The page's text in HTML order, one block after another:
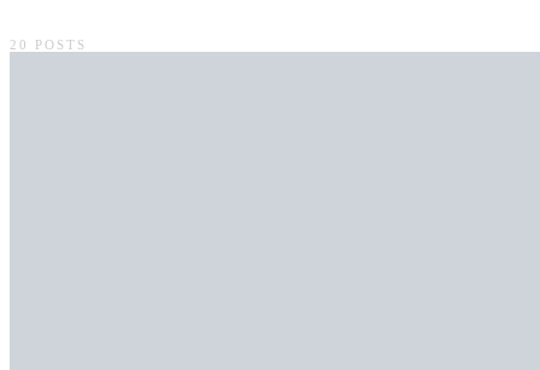
20 POSTS